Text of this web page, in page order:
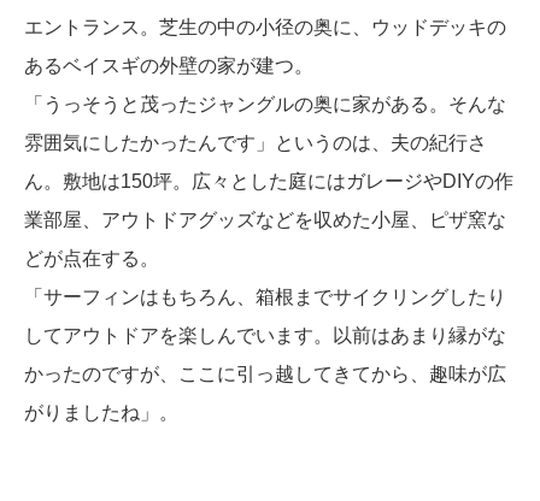
エントランス。芝生の中の小径の奥に、ウッドデッキの
あるベイスギの外壁の家が建つ。
「うっそうと茂ったジャングルの奥に家がある。そんな
雰囲気にしたかったんです」というのは、夫の紀行さ
ん。敷地は150坪。広々とした庭にはガレージやDIYの作
業部屋、アウトドアグッズなどを収めた小屋、ピザ窯な
どが点在する。
「サーフィンはもちろん、箱根までサイクリングしたり
してアウトドアを楽しんでいます。以前はあまり縁がな
かったのですが、ここに引っ越してきてから、趣味が広
がりましたね」。